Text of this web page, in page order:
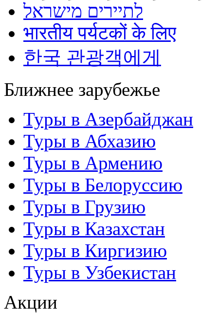
לתיירים מישראל
भारतीय पर्यटकों के लिए
한국 관광객에게
Ближнее зарубежье
Туры в Азербайджан
Туры в Абхазию
Туры в Армению
Туры в Белоруссию
Туры в Грузию
Туры в Казахстан
Туры в Киргизию
Туры в Узбекистан
Акции